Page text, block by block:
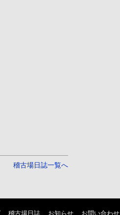
稽古場日誌一覧へ
稽古場日誌 お知らせ お問い合わせ